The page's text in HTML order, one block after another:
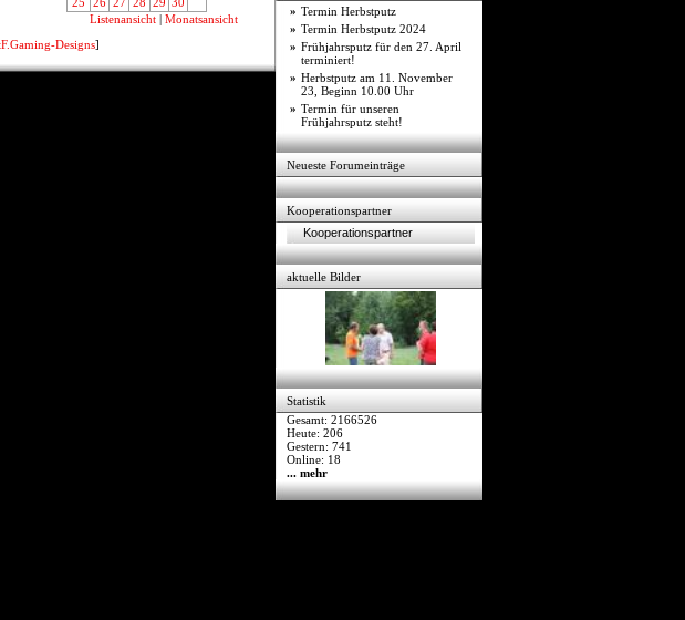
Listenansicht| Monatsansicht
Designs]
» Termin Herbstputz
» Termin Herbstputz 2024
» Frühjahrsputz für den 27. April
terminiert!
» Herbstputz am 11. November
23, Beginn 10.00 Uhr
» Termin für unseren
Frühjahrsputz steht!
Neueste Forumeinträge
Kooperationspartner
Kooperationspartner
aktuelle Bilder
Statistik
Gesamt: 2166526
Heute: 206
Gestern: 741
Online: 18
... mehr